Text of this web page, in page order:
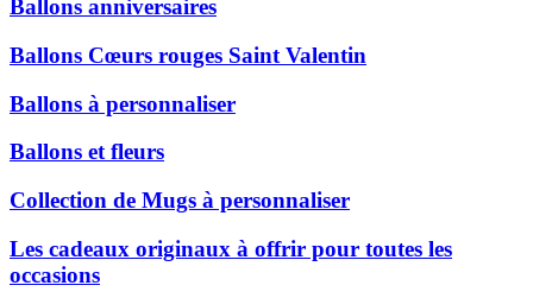
Ballons anniversaires
Ballons Cœurs rouges Saint Valentin
Ballons à personnaliser
Ballons et fleurs
Collection de Mugs à personnaliser
Les cadeaux originaux à offrir pour toutes les
occasions